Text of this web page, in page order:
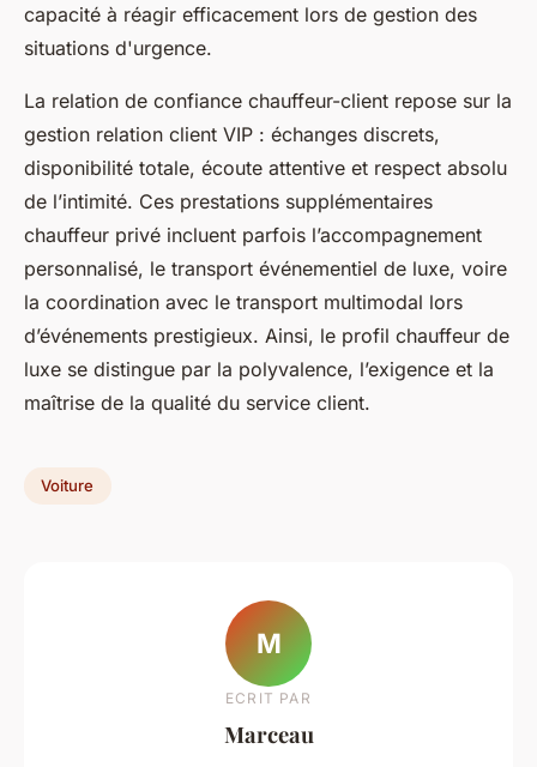
capacité à réagir efficacement lors de gestion des
situations d'urgence.
La relation de confiance chauffeur-client repose sur la
gestion relation client VIP : échanges discrets,
disponibilité totale, écoute attentive et respect absolu
de l’intimité. Ces prestations supplémentaires
chauffeur privé incluent parfois l’accompagnement
personnalisé, le transport événementiel de luxe, voire
la coordination avec le transport multimodal lors
d’événements prestigieux. Ainsi, le profil chauffeur de
luxe se distingue par la polyvalence, l’exigence et la
maîtrise de la qualité du service client.
Voiture
M
ECRIT PAR
Marceau